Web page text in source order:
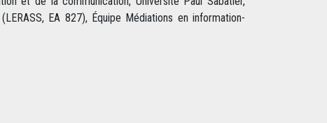
EA 827), Équipe Médiations en information-